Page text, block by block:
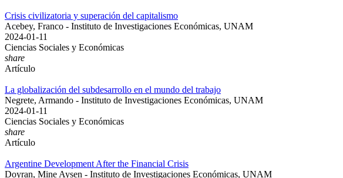
Crisis civilizatoria y superación del capitalismo
Acebey, Franco - Instituto de Investigaciones Económicas, UNAM
2024-01-11
Ciencias Sociales y Económicas
share
Artículo
La globalización del subdesarrollo en el mundo del trabajo
Negrete, Armando - Instituto de Investigaciones Económicas, UNAM
2024-01-11
Ciencias Sociales y Económicas
share
Artículo
Argentine Development After the Financial Crisis
Doyran, Mine Aysen - Instituto de Investigaciones Económicas, UNAM